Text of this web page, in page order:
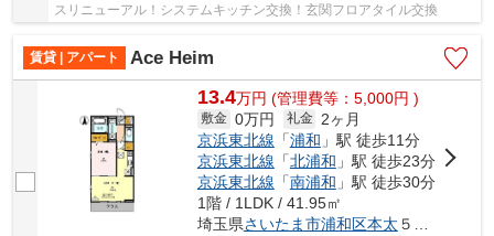
スリニューアル！システムキッチン交換！玄関フロアタイル交換
賃貸 | アパート Ace Heim
13.4万円 (管理費等：5,000円 )
敷金 0万円 礼金
2ヶ月
京浜東北線 「浦和 」駅 徒歩11分
京浜東北線 「北浦和 」駅 徒歩23分
京浜東北線 「南浦和 」駅 徒歩30分
1階 / 1LDK / 41.95㎡
埼玉県さいたま市浦和区本太 ５丁目８-１５